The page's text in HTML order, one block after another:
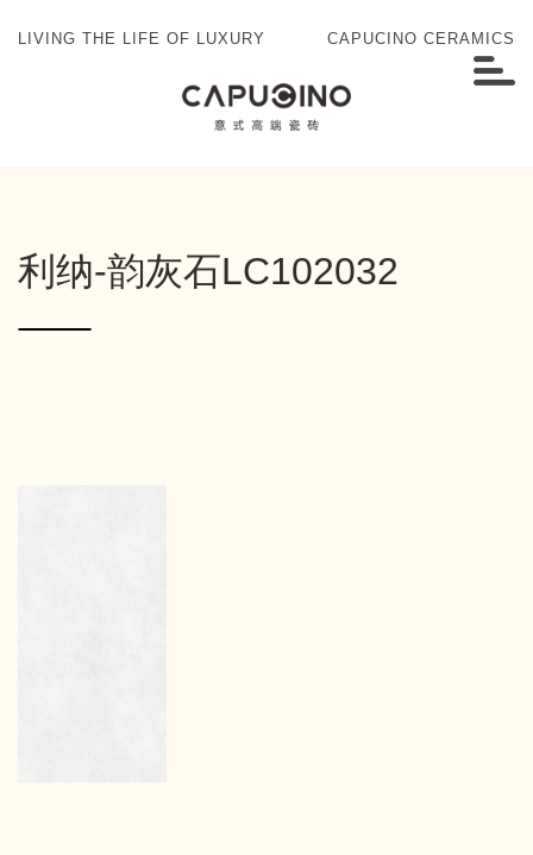
LIVING THE LIFE OF LUXURY CAPUCINO CERAMICS
利纳-韵灰石LC102032